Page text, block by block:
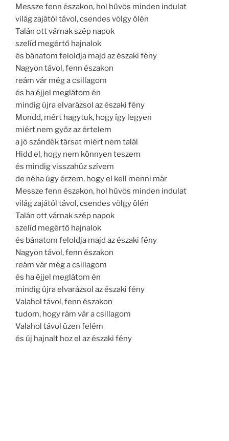
Messze fenn északon, hol hűvös minden indulat
világ zajától távol, csendes völgy ölén
Talán ott várnak szép napok
szelíd megértő hajnalok
és bánatom feloldja majd az északi fény
Nagyon távol, fenn északon
reám vár még a csillagom
és ha éjjel meglátom én
mindig újra elvarázsol az északi fény
Mondd, mért hagytuk, hogy így legyen
miért nem győz az értelem
a jó szándék társat miért nem talál
Hidd el, hogy nem könnyen teszem
és mindig visszahúz szívem
de néha úgy érzem, hogy el kell menni már
Messze fenn északon, hol hűvös minden indulat
világ zajától távol, csendes völgy ölén
Talán ott várnak szép napok
szelíd megértő hajnalok
és bánatom feloldja majd az északi fény
Nagyon távol, fenn északon
reám vár még a csillagom
és ha éjjel meglátom én
mindig újra elvarázsol az északi fény
Valahol távol, fenn északon
tudom, hogy rám vár a csillagom
Valahol távol üzen felém
és új hajnalt hoz el az északi fény